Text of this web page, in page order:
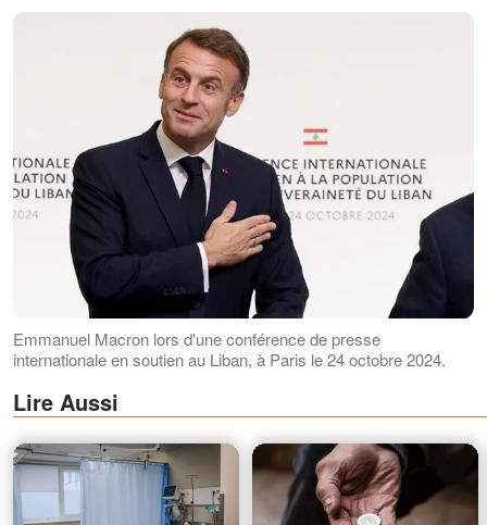
Emmanuel Macron lors d'une conférence de presse
internationale en soutien au Liban, à Paris le 24 octobre 2024.
Lire Aussi